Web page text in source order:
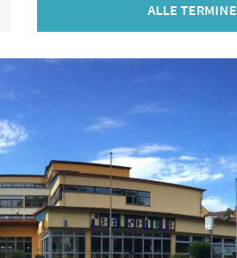
ALLE TERMINE